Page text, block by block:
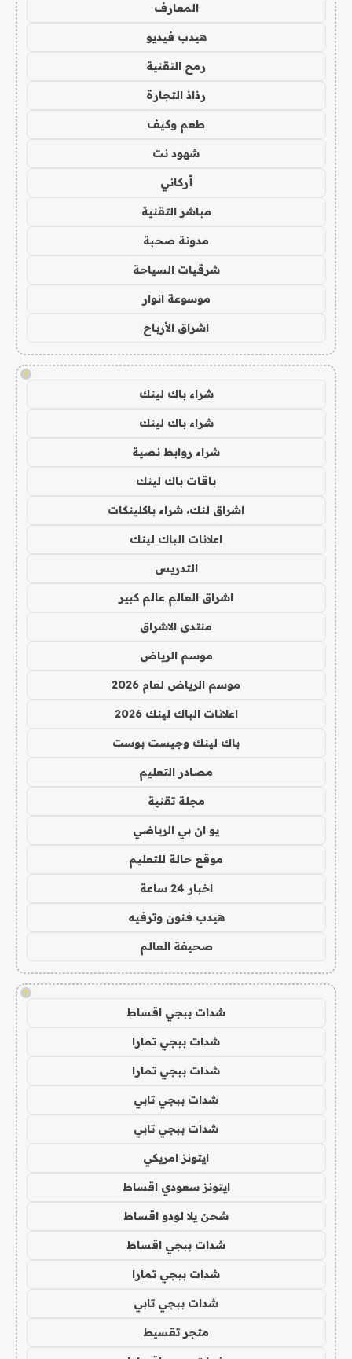
المعارف
هيدب فيديو
رمح التقنية
رذاذ التجارة
طعم وكيف
شهود نت
أركاني
مباشر التقنية
مدونة صحبة
شرقيات السياحة
موسوعة انوار
اشراق الأرباح
!
شراء باك لينك
شراء باك لينك
شراء روابط نصية
باقات باك لينك
اشراق لنك، شراء باكلينكات
اعلانات الباك لينك
التدريس
اشراق العالم عالم كبير
منتدى الاشراق
موسم الرياض
موسم الرياض لعام 2026
اعلانات الباك لينك 2026
باك لينك وجيست بوست
مصادر التعليم
مجلة تقنية
يو ان بي الرياضي
موقع حالة للتعليم
اخبار 24 ساعة
هيدب فنون وترفيه
صحيفة العالم
!
شدات ببجي اقساط
شدات ببجي تمارا
شدات ببجي تمارا
شدات ببجي تابي
شدات ببجي تابي
ايتونز امريكي
ايتونز سعودي اقساط
شحن يلا لودو اقساط
شدات ببجي اقساط
شدات ببجي تمارا
شدات ببجي تابي
متجر تقسيط